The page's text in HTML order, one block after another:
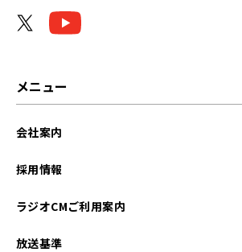
メニュー
会社案内
採用情報
ラジオCMご利用案内
放送基準